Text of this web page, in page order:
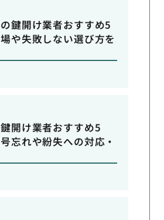
鍵開け業者おすすめ5
や失敗しない選び方を
開け業者おすすめ5
忘れや紛失への対応・